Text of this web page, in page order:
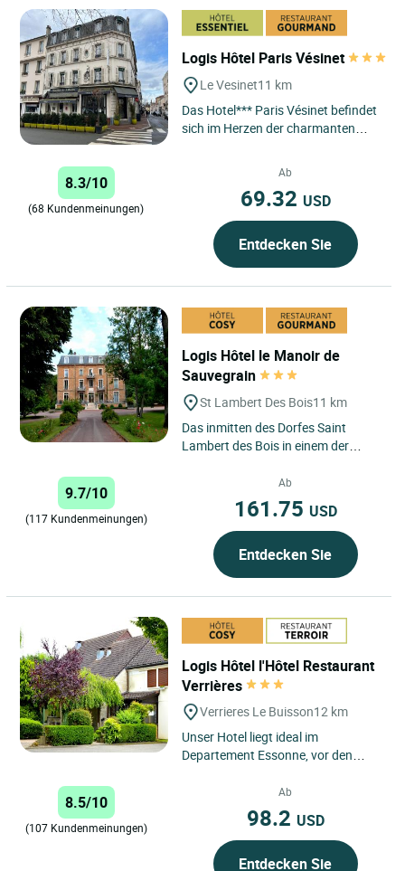
Logis Hôtel Paris Vésinet
Le Vesinet11 km
Das Hotel*** Paris Vésinet befindet
sich im Herzen der charmanten
seinen Besuchern ein
8.3/10
(68 Kundenmeinungen)
Ab
69.32 USD
Entdecken Sie
Logis Hôtel le Manoir de
Sauvegrain
St Lambert Des Bois11 km
Das inmitten des Dorfes Saint
Lambert des Bois in einem der
Haute Vallée de Chevreuse...
9.7/10
(117 Kundenmeinungen)
Ab
161.75 USD
Entdecken Sie
Logis Hôtel l'Hôtel Restaurant
Verrières
Verrieres Le Buisson12 km
Unser Hotel liegt ideal im
Departement Essonne, vor den
und der A6. Es empfängt Sie das...
8.5/10
(107 Kundenmeinungen)
Ab
98.2 USD
Entdecken Sie